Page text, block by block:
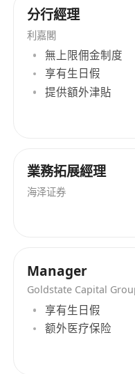
分行經理
利嘉閣
無上限佣金制度
享有生日假
提供額外津貼
業務拓展經理
海泽证券
Manager
Goldstate Capital
享有生日假
额外医疗保险